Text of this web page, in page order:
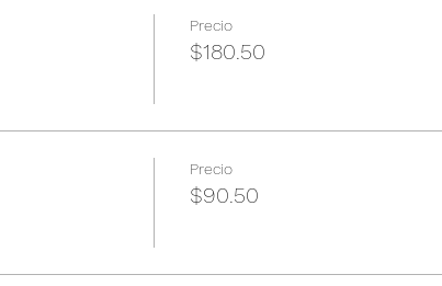
Precio
$180.50
Precio
$90.50